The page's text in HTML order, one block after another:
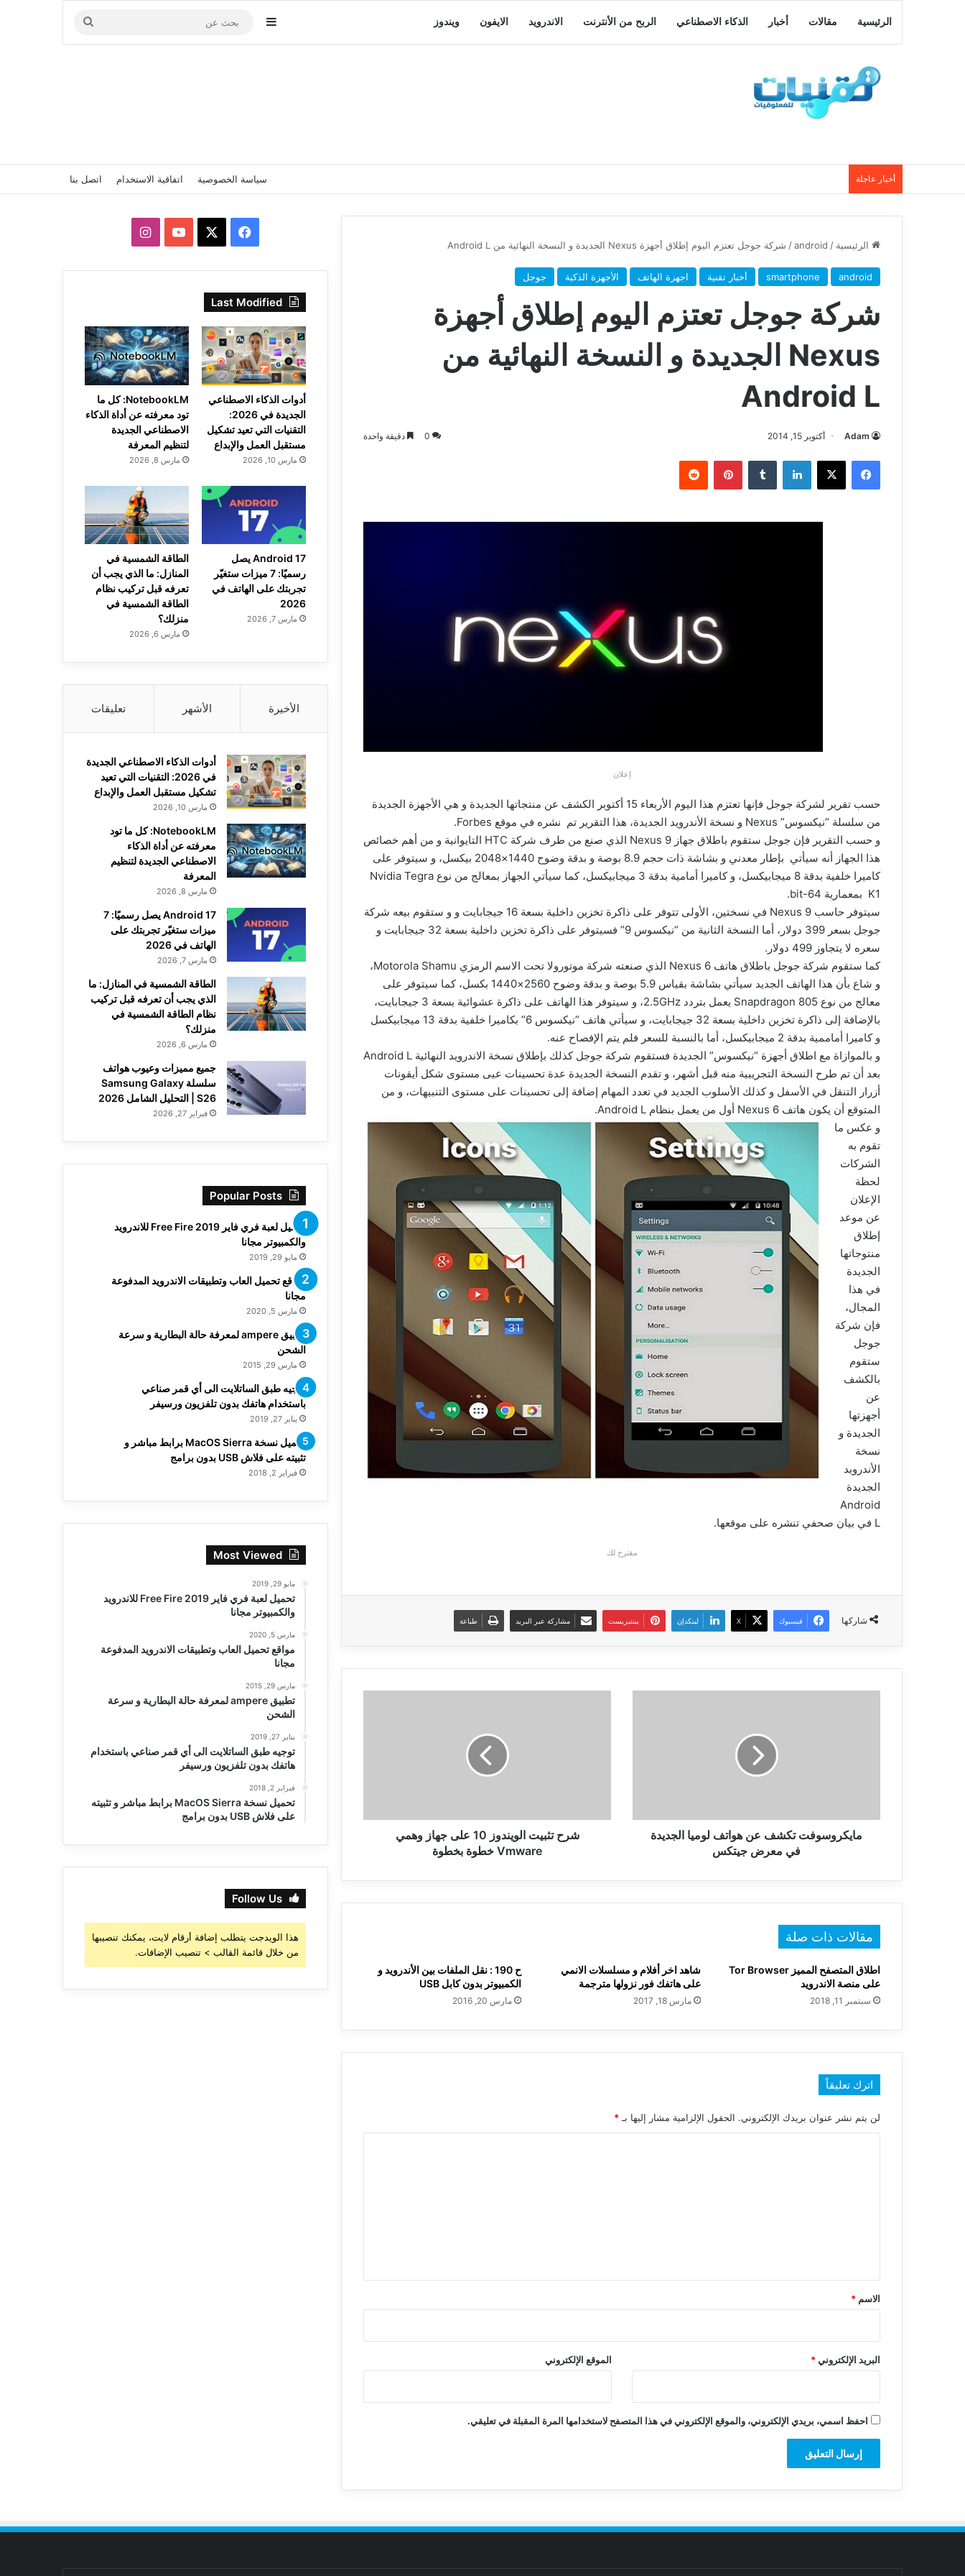
الرئيسية مقالات أخبار الذكاء الاصطناعي الربح من الأنترنت الاندرويد الايفون ويندوز إضافة عمود جانبي
بحث
عن
أخبار عاجلة سياسة الخصوصية اتفاقية الاستخدام اتصل بنا
الرئيسية /
android
/ شركة جوجل تعتزم اليوم إطلاق أجهزة Nexus الجديدة و النسخة النهائية من Android L
android
smartphone أخبار تقنية اجهزة الهاتف الأجهزة الذكية جوجل
شركة جوجل تعتزم اليوم إطلاق أجهزة
Nexus الجديدة و النسخة النهائية من
Android L
Adam أكتوبر 15, 2014 0 دقيقة واحدة
فيسبوك ‫X لينكدإن بينتيريست
إعلان
حسب تقرير لشركة جوجل فإنها تعتزم هذا اليوم الأربعاء 15 أكتوبر الكشف عن منتجاتها الجديدة و هي الأجهزة الجديدة
من سلسلة “نيكسوس” Nexus و نسخة الأندرويد الجديدة، هذا التقرير تم نشره في موقع Forbes.
و حسب التقرير فإن جوجل ستقوم باطلاق جهاز Nexus 9 الذي صنع من طرف شركة HTC التايوانية و من أهم خصائص
هذا الجهاز أنه سيأتي بإطار معدني و بشاشة ذات حجم 8.9 بوصة و بدقة وضوح 1440×2048 بيكسل، و سيتوفر على
كاميرا خلفية بدقة 8 ميجابيكسل، و كاميرا أمامية بدقة 3 ميجابيكسل، كما سيأتي الجهاز بمعالج من نوع Nvidia Tegra
K1 بمعمارية 64-bit.
سيتوفر حاسب Nexus 9 في نسختين، الأولى تتوفر على ذاكرة تخزين داخلية بسعة 16 جيجابايت و و ستقوم بيعه شركة
جوجل بسعر 399 دولار، أما النسخة الثانية من “نيكسوس 9” فسيتوفر على ذاكرة تخزين داخلية بسعة 32 جيجابايت و
سعره لا يتجاوز 499 دولار.
كما ستقوم شركة جوجل باطلاق هاتف Nexus 6 الذي صنعته شركة موتورولا تحت الاسم الرمزي Motorola Shamu،
و شاع بأن هذا الهاتف الجديد سيأتي بشاشة بقياس 5.9 بوصة و بدقة وضوح 2560×1440 بكسل، كما سيتوفر على
معالج من نوع Snapdragon 805 يعمل بتردد 2.5GHz، و سيتوفر هذا الهاتف على ذاكرة عشوائية بسعة 3 جيجابايت،
بالإضافة إلى ذاكرة تخزين داخلية بسعة 32 جيجابايت، و سيأتي هاتف “نيكسوس 6” بكاميرا خلفية بدقة 13 ميجابيكسل
و كاميرا أماممية بدقة 2 ميجابيكسل، أما بالنسبة للسعر فلم يتم الإفصاح عنه.
و بالموازاة مع اطلاق أجهزة “نيكسوس” الجديدة فستقوم شركة جوجل كذلك بإطلاق نسخة الاندرويد النهائية Android L
بعد أن تم طرح النسخة التجريبية منه قبل أشهر، و تقدم النسخة الجديدة عدة تحسينات عيى مستوى شكل أيقونات
أزرار التنقل في الأسفل و كذلك الأسلوب الجديد في تعدد المهام إضافة إلى تحسينات على مستوى التنبيهات، و من
المتوقع أن يكون هاتف Nexus 6 أول من يعمل بنظام Android L.
و عكس ما
تقوم به
الشركات
لحظة
الإعلان
عن موعد
إطلاق
منتوجاتها
الجديدة
في هذا
المجال،
فإن شركة
جوجل
ستقوم
بالكشف
عن
أجهزتها
الجديدة و
نسخة
الأندرويد
الجديدة
Android
L في بيان صحفي تنشره على موقعها.
مقترح لك
شاركها فيسبوك ‫X لينكدإن بينتيريست مشاركة عبر البريد طباعة
جيتكس
مايكروسوفت تكشف عن هواتف لوميا الجديدة
في معرض جيتكس
خطوة
شرح تثبيت الويندوز 10 على جهاز وهمي
Vmware خطوة بخطوة
مقالات ذات صلة
اطلاق المتصفح المميز Tor Browser
على منصة الاندرويد
سبتمبر 11, 2018
شاهد اخر أفلام و مسلسلات الانمي
على هاتفك فور نزولها مترجمة
مارس 18, 2017
ح 190 : نقل الملفات بين الأندرويد و
الكمبيوتر بدون كابل USB
مارس 20, 2016
اترك تعليقاً
لن يتم نشر عنوان بريدك الإلكتروني. الحقول الإلزامية مشار إليها بـ *
*
الاسم *
البريد الإلكتروني* الموقع الإلكتروني
احفظ اسمي، بريدي الإلكتروني، والموقع الإلكتروني في هذا المتصفح لاستخدامها المرة المقبلة في تعليقي.
فيسبوك ‫YouTubeانستقرام
Last Modified
أدوات الذكاء الاصطناعي
الجديدة في 2026:
التقنيات التي تعيد تشكيل
مستقبل العمل والإبداع
مارس 10, 2026
NotebookLM: كل ما
تود معرفته عن أداة الذكاء
الاصطناعي الجديدة
لتنظيم المعرفة
مارس 8, 2026
Android 17 يصل
رسميًا: 7 ميزات ستغيّر
تجربتك على الهاتف في
2026
مارس 7, 2026
الطاقة الشمسية في
المنازل: ما الذي يجب أن
تعرفه قبل تركيب نظام
الطاقة الشمسية في
منزلك؟
مارس 6, 2026
الأخيرة الأشهر تعليقات
أدوات الذكاء الاصطناعي الجديدة
في 2026: التقنيات التي تعيد
تشكيل مستقبل العمل والإبداع
مارس 10, 2026
NotebookLM: كل ما تود
معرفته عن أداة الذكاء
الاصطناعي الجديدة لتنظيم
المعرفة
مارس 8, 2026
Android 17 يصل رسميًا: 7
ميزات ستغيّر تجربتك على
الهاتف في 2026
مارس 7, 2026
الطاقة الشمسية في المنازل: ما
الذي يجب أن تعرفه قبل تركيب
نظام الطاقة الشمسية في
منزلك؟
مارس 6, 2026
جميع مميزات وعيوب هواتف
سلسلة Samsung Galaxy
S26 | التحليل الشامل 2026
فبراير 27, 2026
Popular Posts
تحميل لعبة فري فاير Free Fire 2019 للاندرويد
والكمبيوتر مجانا
مايو 29, 2019
مواقع تحميل العاب وتطبيقات الاندرويد المدفوعة
مجانا
مارس 5, 2020
تطبيق ampere لمعرفة حالة البطارية و سرعة
الشحن
مارس 29, 2015
توجيه طبق الساتلايت الى أي قمر صناعي
باستخدام هاتفك بدون تلفزيون ورسيفر
يناير 27, 2019
تحميل نسخة MacOS Sierra برابط مباشر و
تثبيته على فلاش USB بدون برامج
فبراير 2, 2018
Most Viewed
مايو 29, 2019
تحميل لعبة فري فاير Free Fire 2019 للاندرويد
والكمبيوتر مجانا
مارس 5, 2020
مواقع تحميل العاب وتطبيقات الاندرويد المدفوعة
مجانا
مارس 29, 2015
تطبيق ampere لمعرفة حالة البطارية و سرعة
الشحن
يناير 27, 2019
توجيه طبق الساتلايت الى أي قمر صناعي باستخدام
هاتفك بدون تلفزيون ورسيفر
فبراير 2, 2018
تحميل نسخة MacOS Sierra برابط مباشر و تثبيته
على فلاش USB بدون برامج
Follow Us
هذا الويدجت يتطلب إضافة أرقام لايت، يمكنك تنصيبها
من خلال قائمة القالب > تنصيب الإضافات.